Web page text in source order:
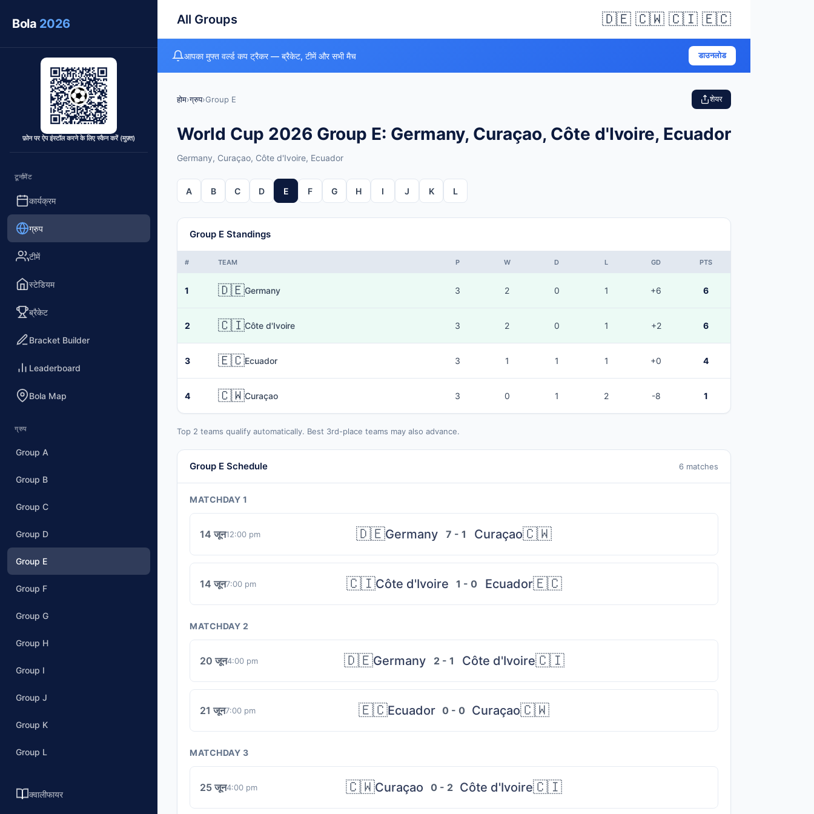
Bola 2026
फ़ोन पर ऐप इंस्टॉल करने के लिए स्कैन करें (मुफ़्त)
टूर्नामेंट
कार्यक्रम
ग्रुप
टीमें
स्टेडियम
ब्रैकेट
Bracket Builder
Leaderboard
Bola Map
ग्रुप
Group A
Group B
Group C
Group D
Group E
Group F
Group G
Group H
Group I
Group J
Group K
Group L
क्वालीफायर
All Groups 🇩🇪 🇨🇼 🇨🇮 🇪🇨
आपका मुफ्त वर्ल्ड कप ट्रैकर — ब्रैकेट, टीमें और सभी मैच डाउनलोड
होम›ग्रुप›Group E शेयर
World Cup 2026 Group E: Germany, Curaçao, Côte d'Ivoire, Ecuador
Germany, Curaçao, Côte d'Ivoire, Ecuador
A B C D E F G H I J K L
Group E Standings
# TEAM P W D L GD PTS
1 🇩🇪Germany 3 2 0 1 +6 6
2 🇨🇮Côte d'Ivoire 3 2 0 1 +2 6
3 🇪🇨Ecuador 3 1 1 1 +0 4
4 🇨🇼Curaçao 3 0 1 2 -8 1
Top 2 teams qualify automatically. Best 3rd-place teams may also advance.
Group E Schedule 6 matches
MATCHDAY 1
14 जून12:00 pm 🇩🇪Germany 7 - 1 Curaçao🇨🇼
14 जून7:00 pm 🇨🇮Côte d'Ivoire 1 - 0 Ecuador🇪🇨
MATCHDAY 2
20 जून4:00 pm 🇩🇪Germany 2 - 1 Côte d'Ivoire🇨🇮
21 जून7:00 pm 🇪🇨Ecuador 0 - 0 Curaçao🇨🇼
MATCHDAY 3
25 जून4:00 pm 🇨🇼Curaçao 0 - 2 Côte d'Ivoire🇨🇮